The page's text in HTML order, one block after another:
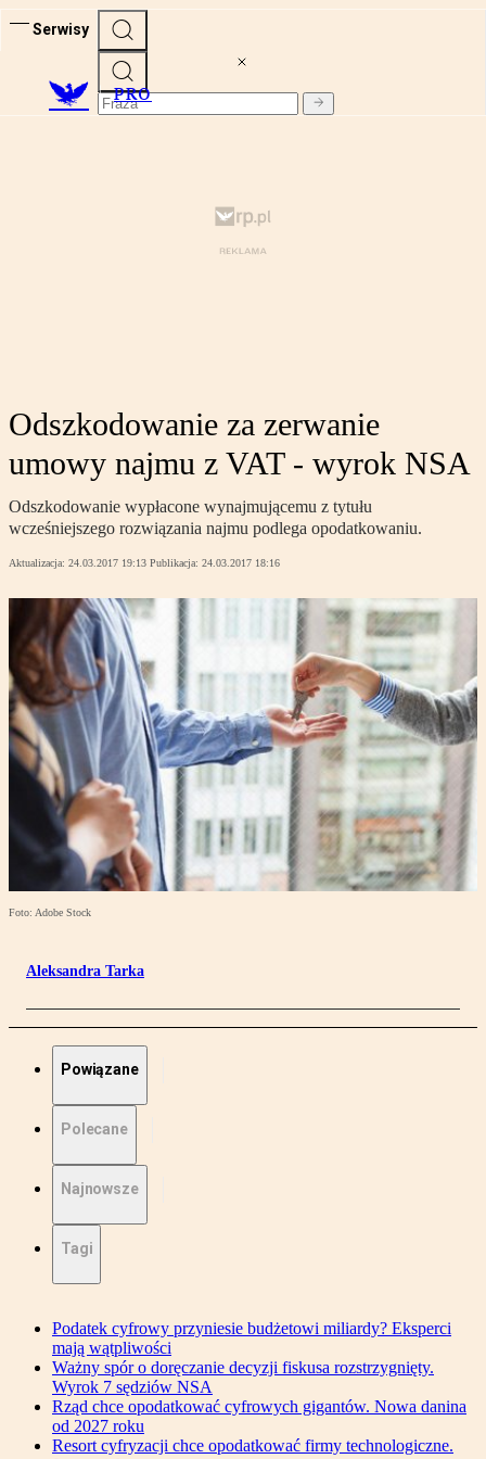
Serwisy
PRO
Odszkodowanie za zerwanie
umowy najmu z VAT - wyrok NSA
Odszkodowanie wypłacone wynajmującemu z tytułu
wcześniejszego rozwiązania najmu podlega opodatkowaniu.
Aktualizacja: 24.03.2017 19:13 Publikacja: 24.03.2017 18:16
Foto: Adobe Stock
Aleksandra Tarka
Powiązane
Polecane
Najnowsze
Tagi
Podatek cyfrowy przyniesie budżetowi miliardy? Eksperci
mają wątpliwości
Ważny spór o doręczanie decyzji fiskusa rozstrzygnięty.
Wyrok 7 sędziów NSA
Rząd chce opodatkować cyfrowych gigantów. Nowa danina
od 2027 roku
Resort cyfryzacji chce opodatkować firmy technologiczne.